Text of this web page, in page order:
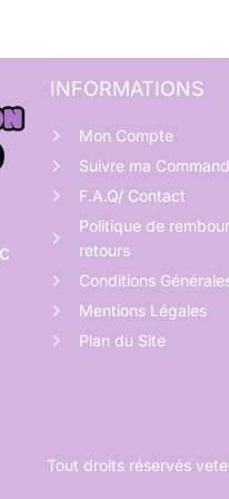
INFORMATIONS
Mon Compte
Suivre ma
F.A.Q/ Contact
Politique de
retours
Conditions
Mentions Légales
Plan du Site
Tout droits réservés